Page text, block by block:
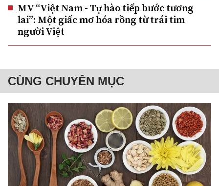
MV “Việt Nam - Tự hào tiếp bước tương
lai”: Một giấc mơ hóa rồng từ trái tim
người Việt
CÙNG CHUYÊN MỤC